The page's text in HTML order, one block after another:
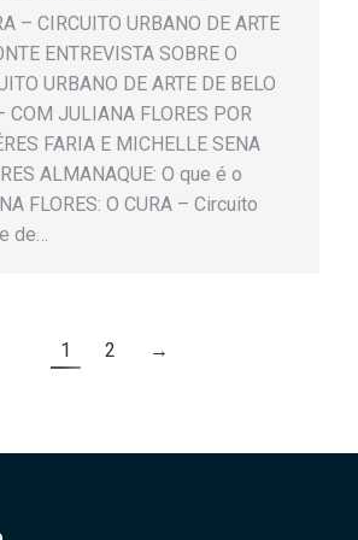
– CIRCUITO URBANO DE ARTE
ENTREVISTA SOBRE O
URBANO DE ARTE DE BELO
COM JULIANA FLORES POR
FARIA E MICHELLE SENA
ALMANAQUE: O que é o
FLORES: O CURA – Circuito
de…
1 2 →